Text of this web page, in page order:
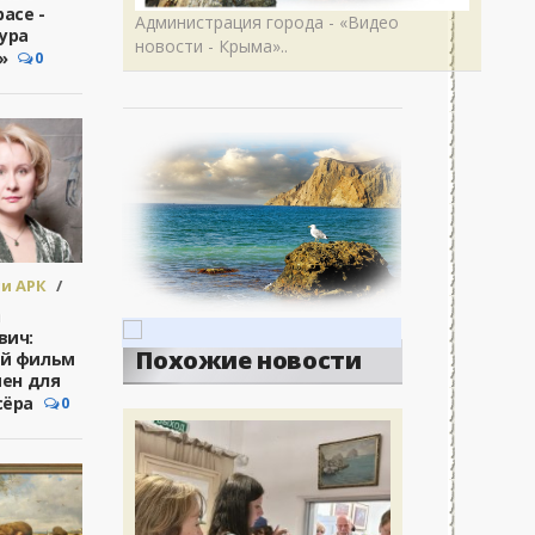
-
0
АРК /
-
фильм
для
0
Администрация города - «Видео
новости - Крыма»..
Похожие новости